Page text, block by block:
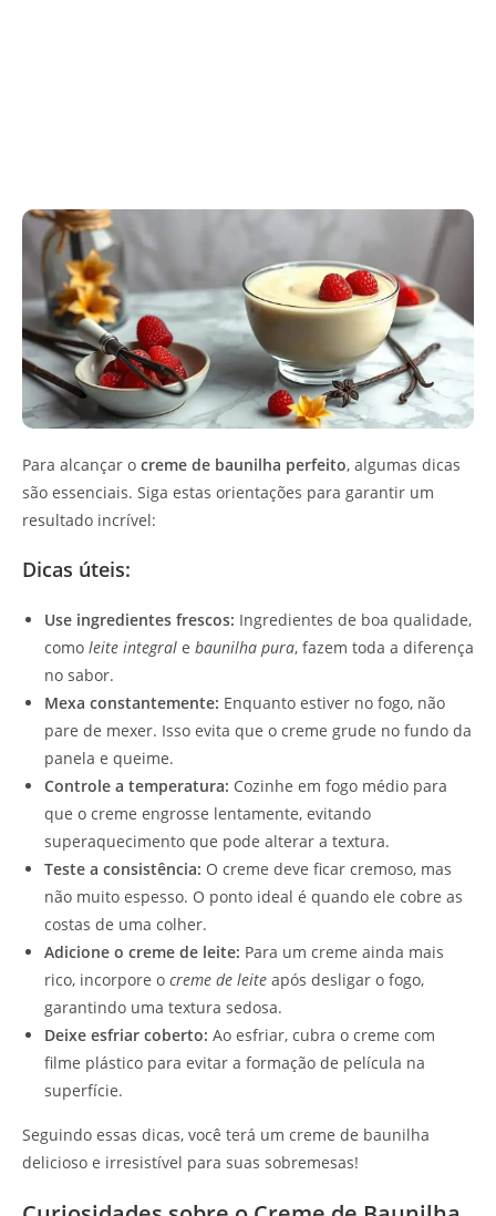
Para alcançar o creme de baunilha perfeito, algumas dicas
são essenciais. Siga estas orientações para garantir um
resultado incrível:
Dicas úteis:
Use ingredientes frescos: Ingredientes de boa qualidade,
como leite integral e baunilha pura, fazem toda a diferença
no sabor.
Mexa constantemente: Enquanto estiver no fogo, não
pare de mexer. Isso evita que o creme grude no fundo da
panela e queime.
Controle a temperatura: Cozinhe em fogo médio para
que o creme engrosse lentamente, evitando
superaquecimento que pode alterar a textura.
Teste a consistência: O creme deve ficar cremoso, mas
não muito espesso. O ponto ideal é quando ele cobre as
costas de uma colher.
Adicione o creme de leite: Para um creme ainda mais
rico, incorpore o creme de leite após desligar o fogo,
garantindo uma textura sedosa.
Deixe esfriar coberto: Ao esfriar, cubra o creme com
filme plástico para evitar a formação de película na
superfície.
Seguindo essas dicas, você terá um creme de baunilha
delicioso e irresistível para suas sobremesas!